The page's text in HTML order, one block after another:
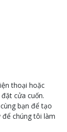
thoại hoặc
cửa cuốn.
bạn để tạo
chúng tôi làm